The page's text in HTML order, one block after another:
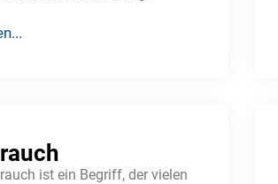
ist ein Begriff, der vielen